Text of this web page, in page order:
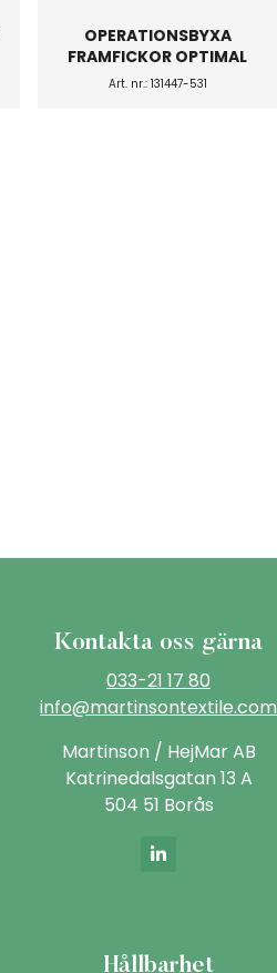
OPERATIONSBYXA
FRAMFICKOR OPTIMAL
Art. nr.: 131447-531
Kontakta oss gärna
033-21 17 80
info@martinsontextile.com
Martinson / HejMar AB
Katrinedalsgatan 13 A
504 51 Borås
Hållbarhet